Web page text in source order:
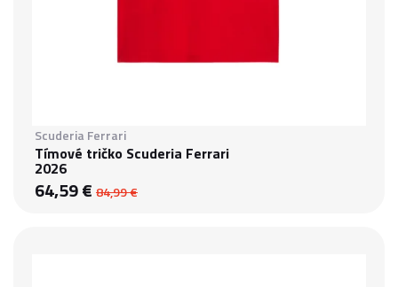
Scuderia Ferrari
Tímové tričko Scuderia Ferrari
2026
64,59 € 84,99 €